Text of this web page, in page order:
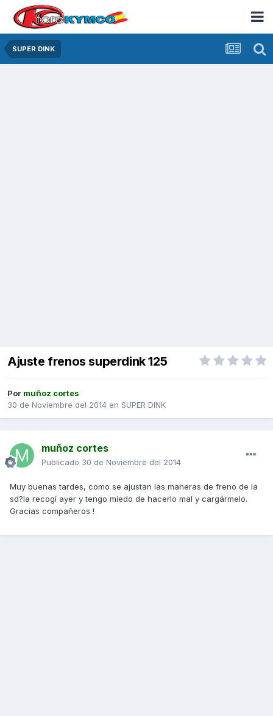
SUPER DINK
Ajuste frenos superdink 125
Por muñoz cortes
30 de Noviembre del 2014 en SUPER DINK
muñoz cortes
Publicado 30 de Noviembre del 2014
Muy buenas tardes, como se ajustan las maneras de freno de la
sd?la recogí ayer y tengo miedo de hacerlo mal y cargármelo.
Gracias compañeros !